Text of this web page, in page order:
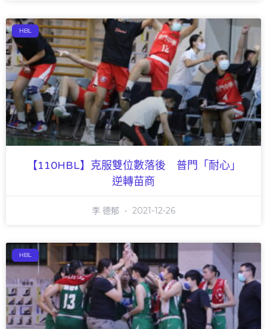
HBL
【110HBL】克服雙位數落後 普門「耐心」
逆轉苗商
李 德郁 2021-12-26
HBL